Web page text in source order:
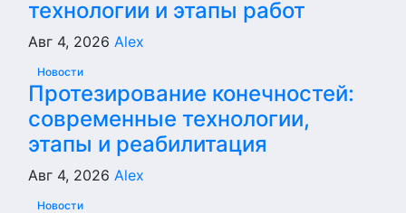
технологии и этапы работ
Авг 4, 2026 Alex
Новости
Протезирование конечностей:
современные технологии,
этапы и реабилитация
Авг 4, 2026 Alex
Новости